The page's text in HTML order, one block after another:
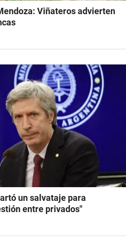
Viñateros advierten
un salvataje para
entre privados"